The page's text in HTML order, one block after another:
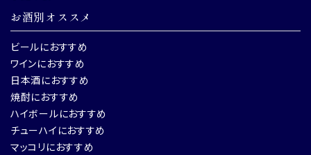
お酒別オススメ
ビールにおすすめ
ワインにおすすめ
日本酒におすすめ
焼酎におすすめ
ハイボールにおすすめ
チューハイにおすすめ
マッコリにおすすめ